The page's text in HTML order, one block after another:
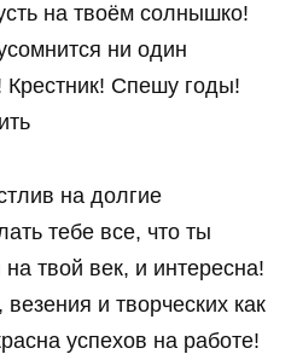
на твоём солнышко!
ни один
Крестник! Спешу годы!
на долгие
тебе все, что ты
твой век, и интересна!
и творческих как
успехов на работе!